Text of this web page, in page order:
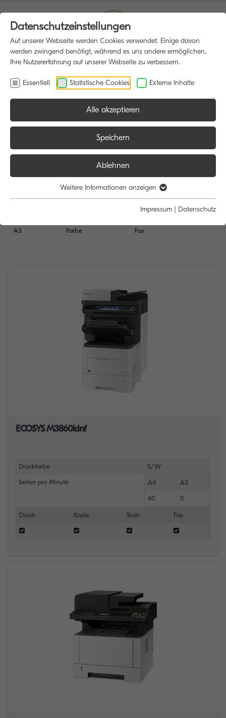
A3 Farbe
Funktion:
Scan
Fax
ECOSYS M3860idnf
Druckfarbe S/W
Seiten pro Minute A4 A3
60 0
Druck Kopie Scan Fax
Datenschutzeinstellungen
Auf unserer Webseite werden Cookies verwendet. Einige davon
werden zwingend benötigt, während es uns andere ermöglichen,
Ihre Nutzererfahrung auf unserer Webseite zu verbessern.
Essentiell Statistische Cookies Externe Inhalte
Alle akzeptieren
Speichern
Ablehnen
Weitere Informationen anzeigen
Impressum | Datenschutz